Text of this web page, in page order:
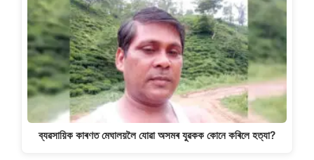
ব্যৱসায়িক কাৰণত মেঘালয়লৈ যোৱা অসমৰ যুৱকক কোনে কৰিলে হত্যা?